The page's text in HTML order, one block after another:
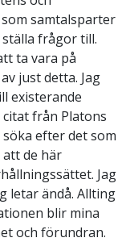
samtalsparter
frågor till.
ta vara på
just detta. Jag
existerande
från Platons
efter det som
att de här
Jag
letar ändå. Allting
blir mina
och förundran.